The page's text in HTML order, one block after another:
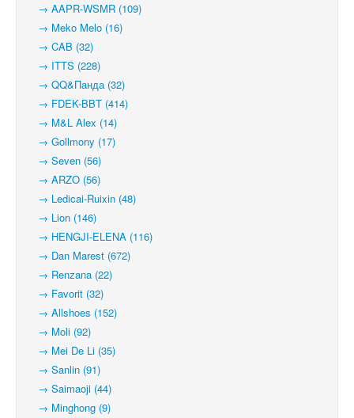
→ AAPR-WSMR (109)
→ Meko Melo (16)
→ CAB (32)
→ ITTS (228)
→ QQ&Панда (32)
→ FDEK-BBT (414)
→ M&L Alex (14)
→ Gollmony (17)
→ Seven (56)
→ ARZO (56)
→ Ledicai-Ruixin (48)
→ Lion (146)
→ HENGJI-ELENA (116)
→ Dan Marest (672)
→ Renzana (22)
→ Favorit (32)
→ Allshoes (152)
→ Moli (92)
→ Mei De Li (35)
→ Sanlin (91)
→ Saimaoji (44)
→ Minghong (9)